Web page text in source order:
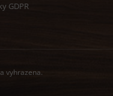
GDPR
vyhrazena.